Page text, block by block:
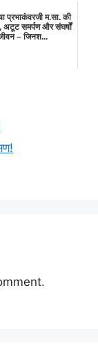
प्रभाकंवरजी म.सा. की
अटूट समर्पण और संघर्षों
– जिनश...